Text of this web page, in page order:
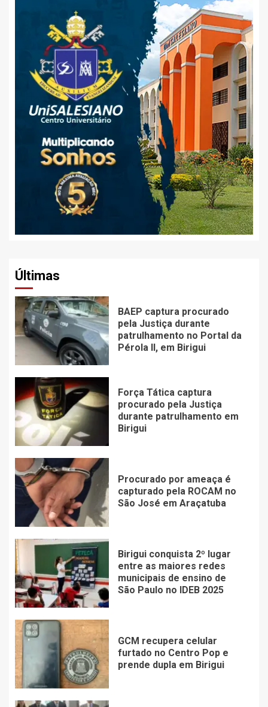
Últimas
BAEP captura procurado
pela Justiça durante
patrulhamento no Portal da
Pérola ll, em Birigui
Força Tática captura
procurado pela Justiça
durante patrulhamento em
Birigui
Procurado por ameaça é
capturado pela ROCAM no
São José em Araçatuba
Birigui conquista 2º lugar
entre as maiores redes
municipais de ensino de
São Paulo no IDEB 2025
GCM recupera celular
furtado no Centro Pop e
prende dupla em Birigui